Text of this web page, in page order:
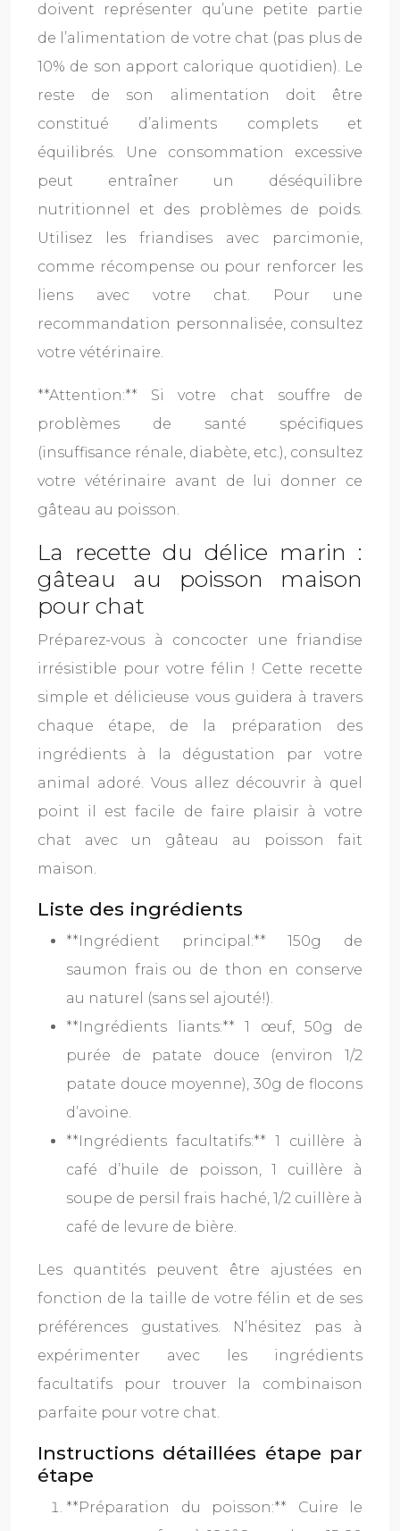
doivent représenter qu’une petite partie
de l’alimentation de votre chat (pas plus de
10% de son apport calorique quotidien). Le
reste de son alimentation doit être
constitué d’aliments complets et
équilibrés. Une consommation excessive
peut entraîner un déséquilibre
nutritionnel et des problèmes de poids.
Utilisez les friandises avec parcimonie,
comme récompense ou pour renforcer les
liens avec votre chat. Pour une
recommandation personnalisée, consultez
votre vétérinaire.
**Attention:** Si votre chat souffre de
problèmes de santé spécifiques
(insuffisance rénale, diabète, etc.), consultez
votre vétérinaire avant de lui donner ce
gâteau au poisson.
La recette du délice marin :
gâteau au poisson maison
pour chat
Préparez-vous à concocter une friandise
irrésistible pour votre félin ! Cette recette
simple et délicieuse vous guidera à travers
chaque étape, de la préparation des
ingrédients à la dégustation par votre
animal adoré. Vous allez découvrir à quel
point il est facile de faire plaisir à votre
chat avec un gâteau au poisson fait
maison.
Liste des ingrédients
**Ingrédient principal:** 150g de
saumon frais ou de thon en conserve
au naturel (sans sel ajouté!).
**Ingrédients liants:** 1 œuf, 50g de
purée de patate douce (environ 1/2
patate douce moyenne), 30g de flocons
d’avoine.
**Ingrédients facultatifs:** 1 cuillère à
café d’huile de poisson, 1 cuillère à
soupe de persil frais haché, 1/2 cuillère à
café de levure de bière.
Les quantités peuvent être ajustées en
fonction de la taille de votre félin et de ses
préférences gustatives. N’hésitez pas à
expérimenter avec les ingrédients
facultatifs pour trouver la combinaison
parfaite pour votre chat.
Instructions détaillées étape par
étape
**Préparation du poisson:** Cuire le